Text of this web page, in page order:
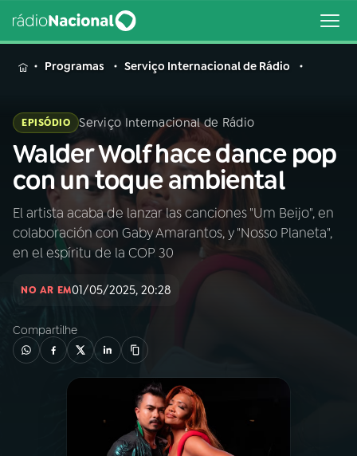
MENU
Buscar
na
Rádio
Nacional
Buscar
AO VIVO
01INÍCIO
02A RÁDIO
PROGRAMAÇÃO
PROGRAMAS
Programas Serviço Internacional de Rádio
EPISÓDIO Serviço Internacional de Rádio
Walder Wolf hace dance pop
con un toque ambiental
El artista acaba de lanzar las canciones "Um Beijo", en
colaboración con Gaby Amarantos, y "Nosso Planeta",
en el espíritu de la COP 30
NO AR EM01/05/2025, 20:28
Compartilhe